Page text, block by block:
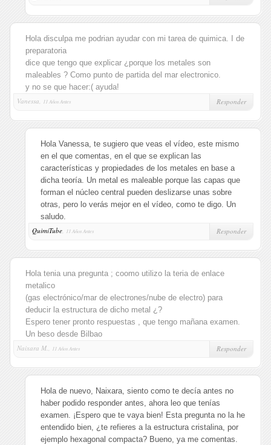
Hola disculpa me podrian ayudar con mi tarea de quimica. I de
preparatoria
dice que tengo que explicar ¿porque los metales son
maleables ? Como punto de partida del mar electronico.
y no se que hacer:( ayuda!
Vanessa,
11 Años Antes Responder
Hola Vanessa, te sugiero que veas el vídeo, este mismo
en el que comentas, en el que se explican las
características y propiedades de los metales en base a
dicha teoría. Un metal es maleable porque las capas que
forman el núcleo central pueden deslizarse unas sobre
otras, pero lo verás mejor en el vídeo, como te digo. Un
saludo.
QuimiTube, 11 Años Antes Responder
Hola tenia una pregunta ; coomo utilizo la teria de enlace
metalico
(gas electrónico/mar de electrones/nube de electro) para
deducir la estructura de dicho metal ¿?
Espero tener pronto respuestas , que tengo mañana examen.
Un beso desde Bilbao
Naixara M.,
11 Años Antes Responder
Hola de nuevo, Naixara, siento como te decía antes no
haber podido responder antes, ahora leo que tenías
examen. ¡Espero que te vaya bien! Esta pregunta no la he
entendido bien, ¿te refieres a la estructura cristalina, por
ejemplo hexagonal compacta? Bueno, ya me comentas.